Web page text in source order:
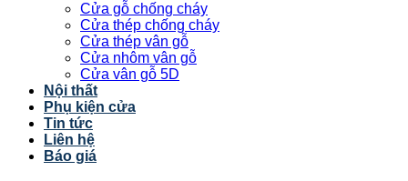
Cửa gỗ chống cháy
Cửa thép chống cháy
Cửa thép vân gỗ
Cửa nhôm vân gỗ
Cửa vân gỗ 5D
Nội thất
Phụ kiện cửa
Tin tức
Liên hệ
Báo giá